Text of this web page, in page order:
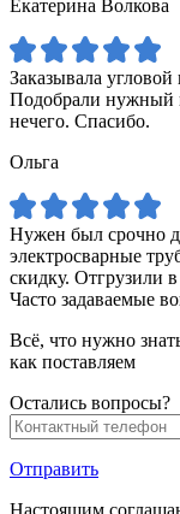
Екатерина Волкова
Заказывала
Подобрали нужный
нечего. Спасибо.
Ольга
Нужен был срочно
электросварные
скидку. Отгрузили
Часто задаваемые
Всё, что нужно
как поставляем
Остались вопросы?
Отправить
Настоящим